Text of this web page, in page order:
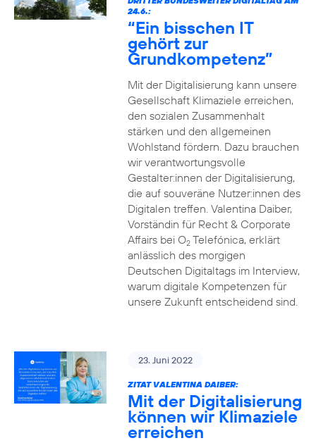
24.6.:
“Ein bisschen IT
gehört zur
Grundkompetenz”
Mit der Digitalisierung kann unsere
Gesellschaft Klimaziele erreichen,
den sozialen Zusammenhalt
stärken und den allgemeinen
Wohlstand fördern. Dazu brauchen
wir verantwortungsvolle
Gestalter:innen der Digitalisierung,
die auf souveräne Nutzer:innen des
Digitalen treffen. Valentina Daiber,
Vorständin für Recht & Corporate
Affairs bei O2Telefónica, erklärt
anlässlich des morgigen
Deutschen Digitaltags im Interview,
warum digitale Kompetenzen für
unsere Zukunft entscheidend sind.
23. Juni 2022
ZITAT VALENTINA DAIBER:
Mit der Digitalisierung
können wir Klimaziele
erreichen